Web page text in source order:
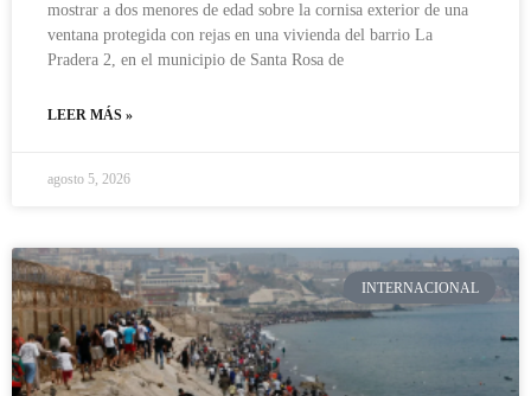
mostrar a dos menores de edad sobre la cornisa exterior de una
ventana protegida con rejas en una vivienda del barrio La
Pradera 2, en el municipio de Santa Rosa de
LEER MÁS »
agosto 5, 2026
INTERNACIONAL